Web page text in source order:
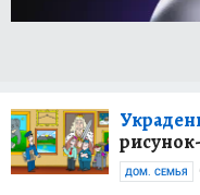
ДОМ. СЕМЬЯ